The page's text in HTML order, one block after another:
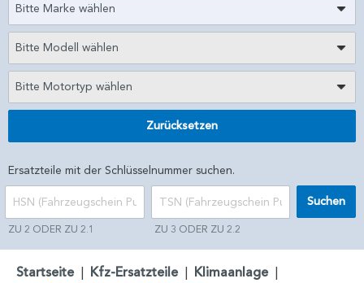
Bitte Marke wählen
Bitte Modell wählen
Bitte Motortyp wählen
Zurücksetzen
Ersatzteile mit der Schlüsselnummer suchen.
ZU 2 ODER ZU 2.1 ZU 3 ODER ZU 2.2
Suchen
Startseite | Kfz-Ersatzteile | Klimaanlage |